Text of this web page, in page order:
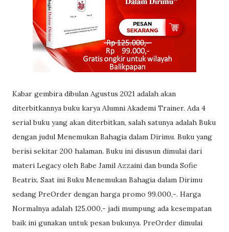
Kabar gembira dibulan Agustus 2021 adalah akan
diterbitkannya buku karya Alumni Akademi Trainer. Ada 4
serial buku yang akan diterbitkan, salah satunya adalah Buku
dengan judul Menemukan Bahagia dalam Dirimu. Buku yang
berisi sekitar 200 halaman. Buku ini disusun dimulai dari
materi Legacy oleh Babe Jamil Azzaini dan bunda Sofie
Beatrix. Saat ini Buku Menemukan Bahagia dalam Dirimu
sedang PreOrder dengan harga promo 99.000,-. Harga
Normalnya adalah 125.000,- jadi mumpung ada kesempatan
baik ini gunakan untuk pesan bukunya. PreOrder dimulai